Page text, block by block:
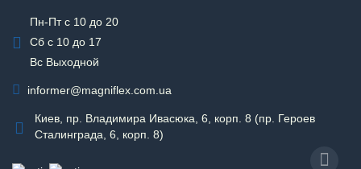
Пн-Пт с 10 до 20
Сб с 10 до 17
Вс Выходной
informer@magniflex.com.ua
Киев, пр. Владимира Ивасюка, 6, корп. 8 (пр. Героев
Сталинграда, 6, корп. 8)